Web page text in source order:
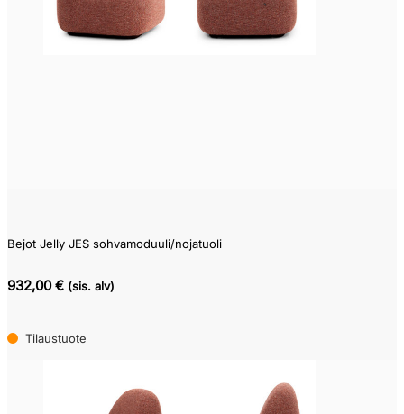
Bejot Jelly JES sohvamoduuli/nojatuoli
932,00 € (sis. alv)
Tilaustuote